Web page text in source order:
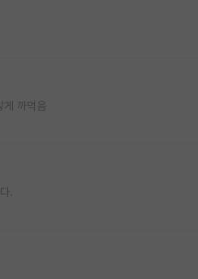
게 까먹음
.